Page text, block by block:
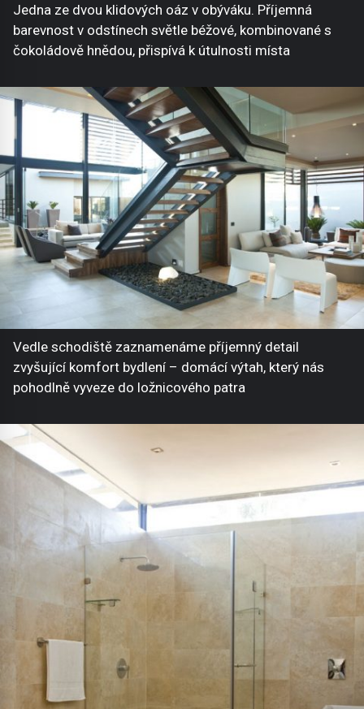
Jedna ze dvou klidových oáz v obýváku. Příjemná
barevnost v odstínech světle béžové, kombinované s
čokoládově hnědou, přispívá k útulnosti místa
Vedle schodiště zaznamenáme příjemný detail
zvyšující komfort bydlení – domácí výtah, který nás
pohodlně vyveze do ložnicového patra